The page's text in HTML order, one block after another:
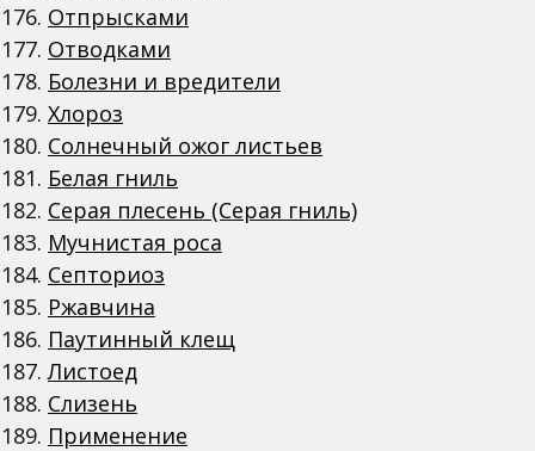
Отпрысками
Отводками
Болезни и вредители
Хлороз
Солнечный ожог листьев
Белая гниль
Серая плесень (Серая гниль)
Мучнистая роса
Септориоз
Ржавчина
Паутинный клещ
Листоед
Слизень
Применение